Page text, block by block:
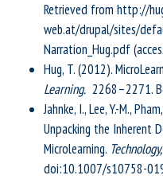
Retrieved from http://
web.at/drupal/sites/
Narration_Hug.pdf
Hug, T. (2012).
Learning. 2268–2271.
Jahnke, I., Lee, Y.-M.,
Unpacking the Inherent
Microlearning.
doi:10.1007/s10758-